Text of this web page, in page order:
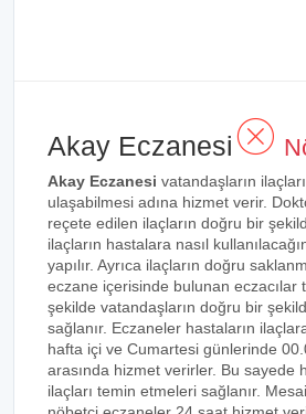
Akay Eczanesi
Akay Eczanesi vatandaşların
ulaşabilmesi adına hizmet verir.
reçete edilen ilaçların doğru bir
ilaçların hastalara nasıl
yapılır. Ayrıca ilaçların doğru
eczane içerisinde bulunan eczacılar
şekilde vatandaşların doğru bir
sağlanır. Eczaneler hastaların
hafta içi ve Cumartesi günlerinde
arasında hizmet verirler. Bu sayede
ilaçları temin etmeleri sağlanır.